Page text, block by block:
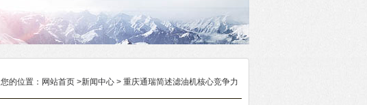
您的位置： 网站首页 >新闻中心 > 重庆通瑞简述滤油机核心竞争力